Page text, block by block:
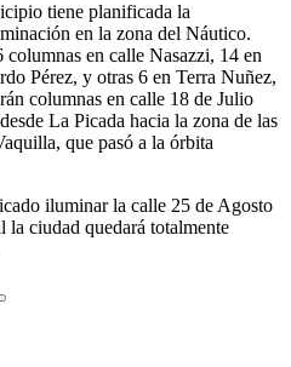
tiene planificada la
en la zona del Náutico.
en calle Nasazzi, 14 en
Pérez, y otras 6 en Terra Nuñez,
columnas en calle 18 de Julio
La Picada hacia la zona de las
que pasó a la órbita
iluminar la calle 25 de Agosto
ciudad quedará totalmente